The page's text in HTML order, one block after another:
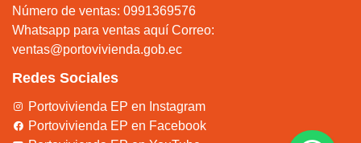
Número de ventas: 0991369576
Whatsapp para ventas aquí Correo:
ventas@portovivienda.gob.ec
Redes Sociales
Portovivienda EP en Instagram
Portovivienda EP en Facebook